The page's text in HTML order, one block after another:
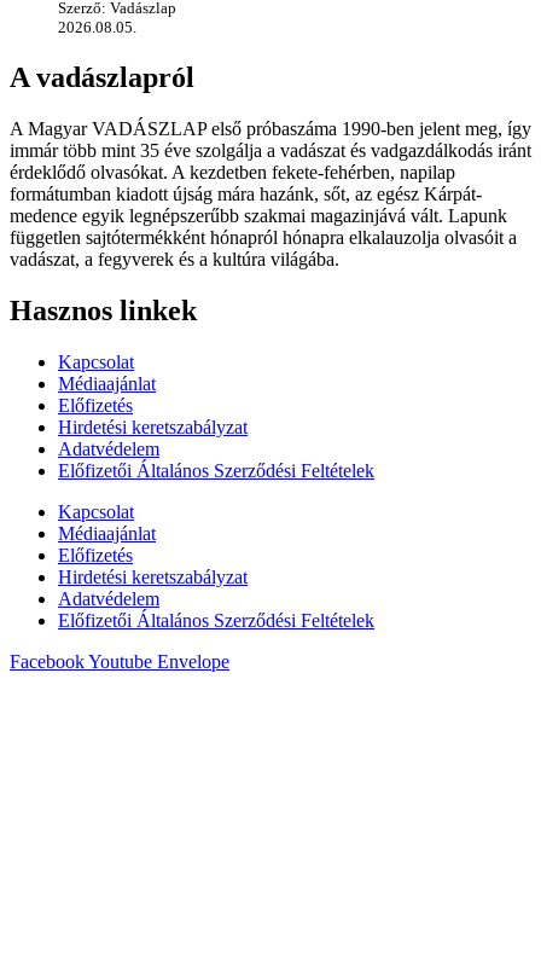
Szerző: Vadászlap
2026.08.05.
A vadászlapról
A Magyar VADÁSZLAP első próbaszáma 1990-ben jelent meg, így
immár több mint 35 éve szolgálja a vadászat és vadgazdálkodás iránt
érdeklődő olvasókat. A kezdetben fekete-fehérben, napilap
formátumban kiadott újság mára hazánk, sőt, az egész Kárpát-
medence egyik legnépszerűbb szakmai magazinjává vált. Lapunk
független sajtótermékként hónapról hónapra elkalauzolja olvasóit a
vadászat, a fegyverek és a kultúra világába.
Hasznos linkek
Kapcsolat
Médiaajánlat
Előfizetés
Hirdetési keretszabályzat
Adatvédelem
Előfizetői Általános Szerződési Feltételek
Kapcsolat
Médiaajánlat
Előfizetés
Hirdetési keretszabályzat
Adatvédelem
Előfizetői Általános Szerződési Feltételek
FacebookYoutube Envelope